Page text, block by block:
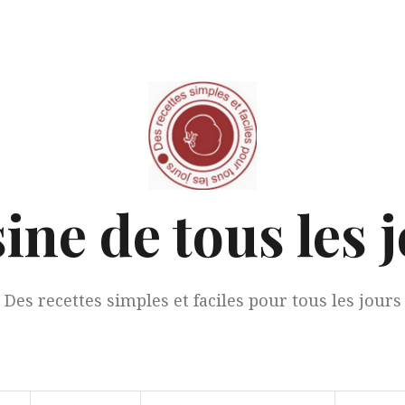
de tous les
Des recettes simples et faciles pour tous les jours